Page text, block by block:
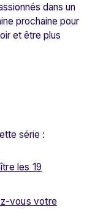
dans un
prochaine pour
et être plus
série :
les 19
vous votre